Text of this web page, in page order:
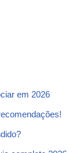
em 2026